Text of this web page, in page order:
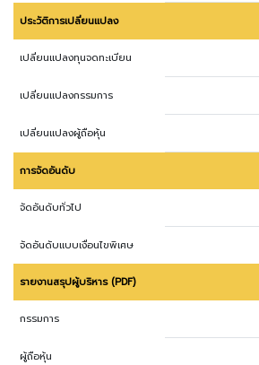
ประวัติการเปลี่ยนแปลง
เปลี่ยนแปลงทุนจดทะเบียน
เปลี่ยนแปลงกรรมการ
เปลี่ยนแปลงผู้ถือหุ้น
การจัดอันดับ
จัดอันดับทั่วไป
จัดอันดับแบบเงื่อนไขพิเศษ
รายงานสรุปผู้บริหาร (PDF)
กรรมการ
ผู้ถือหุ้น